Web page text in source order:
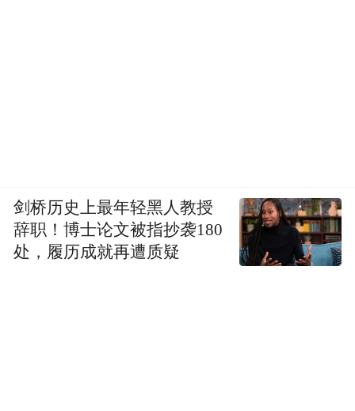
剑桥历史上最年轻黑人教授
辞职！博士论文被指抄袭180
处，履历成就再遭质疑